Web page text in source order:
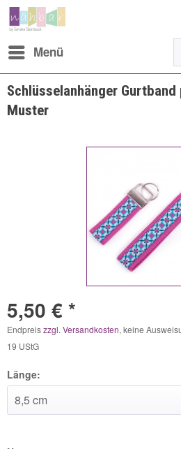
Menü
Schlüsselanhänger
Muster
5,50 € *
Endpreiszzgl. Versandkosten, keine
19 UStG
Länge: